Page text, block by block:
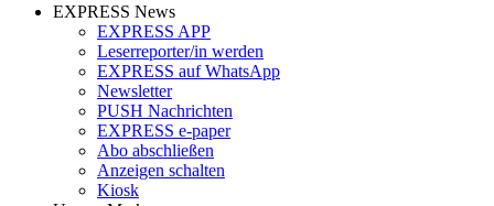
EXPRESS News
EXPRESS APP
Leserreporter/in werden
EXPRESS auf WhatsApp
Newsletter
PUSH Nachrichten
EXPRESS e-paper
Abo abschließen
Anzeigen schalten
Kiosk